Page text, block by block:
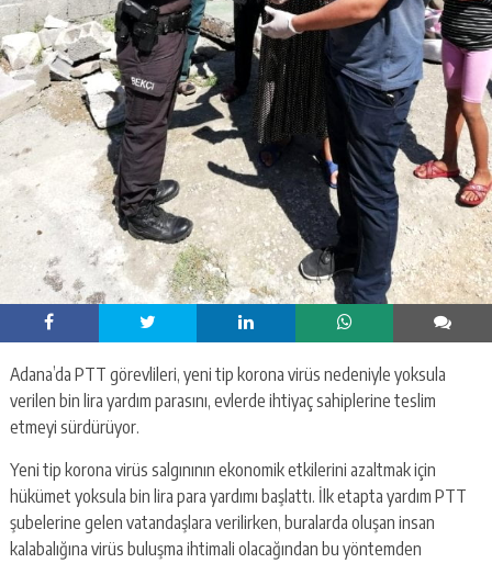
Adana’da PTT görevlileri, yeni tip korona virüs nedeniyle yoksula
verilen bin lira yardım parasını, evlerde ihtiyaç sahiplerine teslim
etmeyi sürdürüyor.
Yeni tip korona virüs salgınının ekonomik etkilerini azaltmak için
hükümet yoksula bin lira para yardımı başlattı. İlk etapta yardım PTT
şubelerine gelen vatandaşlara verilirken, buralarda oluşan insan
kalabalığına virüs buluşma ihtimali olacağından bu yöntemden